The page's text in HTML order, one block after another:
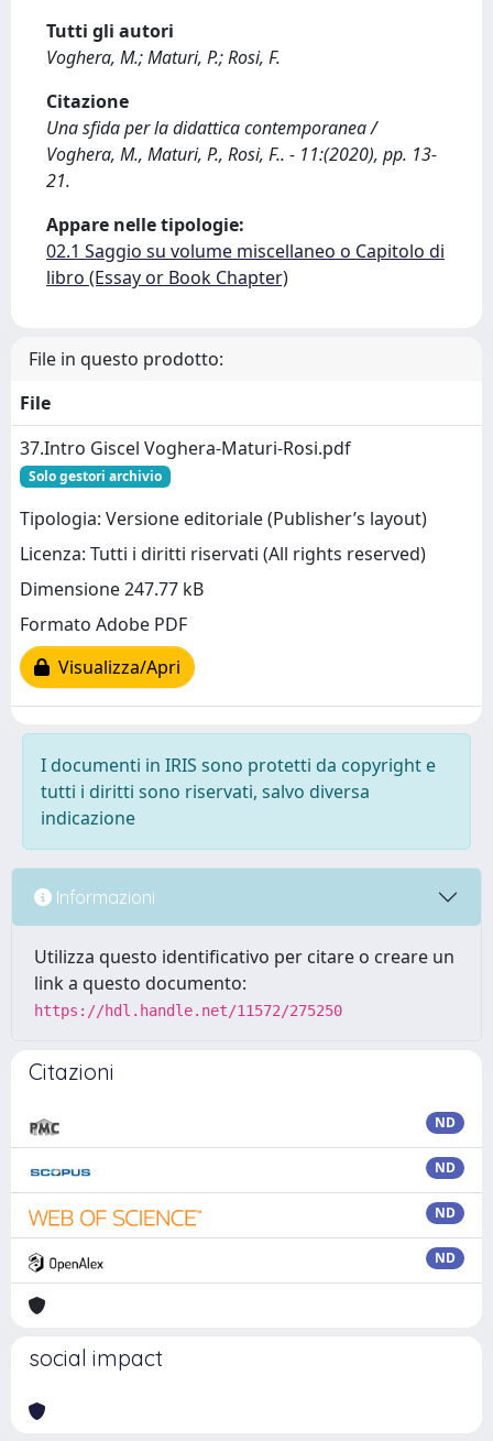
Tutti gli autori
Voghera, M.; Maturi, P.; Rosi, F.
Citazione
Una sfida per la didattica contemporanea /
Voghera, M., Maturi, P., Rosi, F.. - 11:(2020), pp. 13-
21.
Appare nelle tipologie:
02.1 Saggio su volume miscellaneo o Capitolo di
libro (Essay or Book Chapter)
File in questo prodotto:
File
37.Intro Giscel Voghera-Maturi-Rosi.pdf
Solo gestori archivio
Tipologia: Versione editoriale (Publisher’s layout)
Licenza: Tutti i diritti riservati (All rights reserved)
Dimensione 247.77 kB
Formato Adobe PDF
Visualizza/Apri
I documenti in IRIS sono protetti da copyright e
tutti i diritti sono riservati, salvo diversa
indicazione
Informazioni
Utilizza questo identificativo per citare o creare un
link a questo documento:
https://hdl.handle.net/11572/275250
Citazioni
ND
ND
ND
ND
social impact